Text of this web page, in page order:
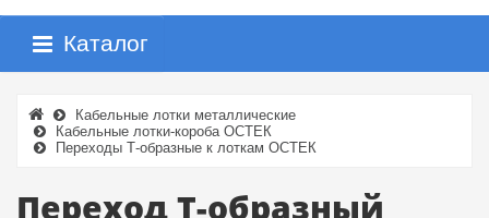
Каталог
Кабельные лотки металлические
Кабельные лотки-короба ОСТЕК
Переходы Т-образные к лоткам ОСТЕК
Переход Т-образный